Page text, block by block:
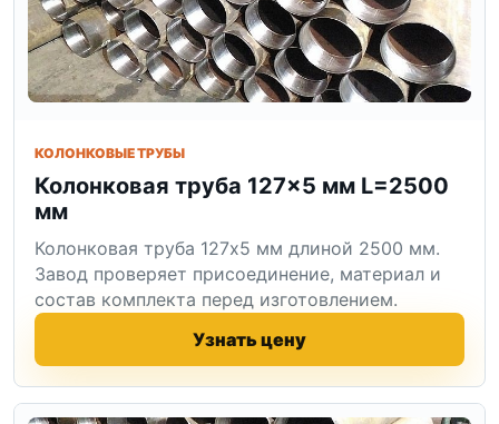
КОЛОНКОВЫЕ ТРУБЫ
Колонковая труба 127×5 мм L=2500
мм
Колонковая труба 127x5 мм длиной 2500 мм.
Завод проверяет присоединение, материал и
состав комплекта перед изготовлением.
Узнать цену